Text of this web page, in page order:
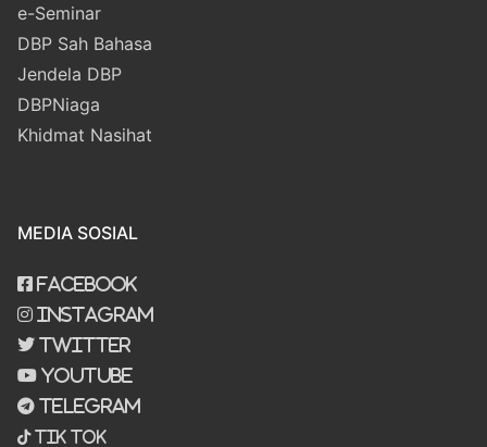
e-Seminar
DBP Sah Bahasa
Jendela DBP
DBPNiaga
Khidmat Nasihat
MEDIA SOSIAL
Facebook
Instagram
Twitter
Youtube
Telegram
Tik Tok